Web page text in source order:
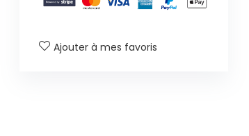
Ajouter à mes favoris